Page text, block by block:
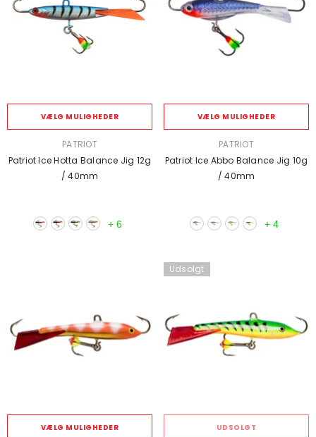
VÆLG MULIGHEDER
PATRIOT
Patriot Ice Hotta Balance Jig 12g
/ 40mm
+ 6
VÆLG MULIGHEDER
PATRIOT
Patriot Ice Abbo Balance Jig 10g
/ 40mm
+ 4
VÆLG MULIGHEDER
Udsolgt
UDSOLGT